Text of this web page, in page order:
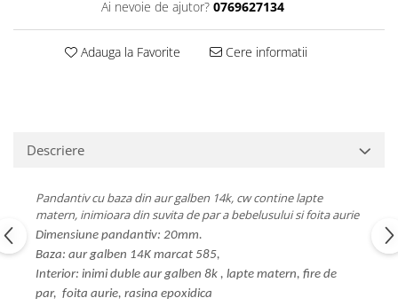
Ai nevoie de ajutor? 0769627134
Adauga la Favorite Cere informatii
Descriere
Pandantiv cu baza din aur galben 14k, cw contine lapte
matern, inimioara din suvita de par a bebelusului si foita aurie
Dimensiune pandantiv: 20mm.
Baza: aur galben 14K marcat 585,
Interior: inimi duble aur galben 8k , lapte matern, fire de
par, foita aurie, rasina epoxidica